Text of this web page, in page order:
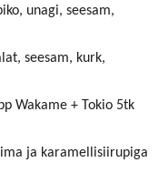
unagi, seesam,
seesam, kurk,
Wakame + Tokio 5tk
ja karamellisiirupiga